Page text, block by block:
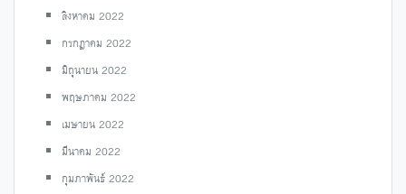
สิงหาคม 2022
กรกฎาคม 2022
มิถุนายน 2022
พฤษภาคม 2022
เมษายน 2022
มีนาคม 2022
กุมภาพันธ์ 2022